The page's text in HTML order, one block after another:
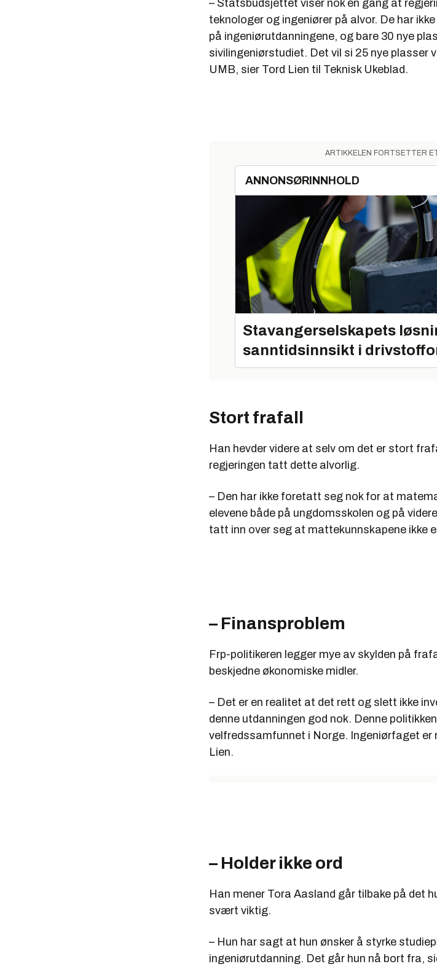
– Statsbudsjettet viser nok en gang at
teknologer og ingeniører på alvor. De har
på ingeniørutdanningene, og bare 30 nye
sivilingeniørstudiet. Det vil si 25 nye plasser
UMB, sier Tord Lien til Teknisk Ukeblad.
ARTIKKELEN FORTSETTER
ANNONSØRINNHOLD
Stavangerselskapets
sanntidsinnsikt i
Stort frafall
Han hevder videre at selv om det er stort
regjeringen tatt dette alvorlig.
– Den har ikke foretatt seg nok for at
elevene både på ungdomsskolen og på
tatt inn over seg at mattekunnskapene ikke
– Finansproblem
Frp-politikeren legger mye av skylden på
beskjedne økonomiske midler.
– Det er en realitet at det rett og slett ikke
denne utdanningen god nok. Denne
velfredssamfunnet i Norge. Ingeniørfaget er
Lien.
– Holder ikke ord
Han mener Tora Aasland går tilbake på det
svært viktig.
– Hun har sagt at hun ønsker å styrke
ingeniørutdanning. Det går hun nå bort fra,